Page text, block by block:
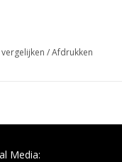
in laagdiktes tot
/Afdrukken
Media: